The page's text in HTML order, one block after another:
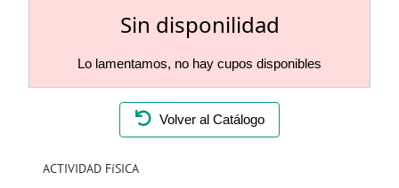
Sin disponilidad
Lo lamentamos, no hay cupos disponibles
Volver al Catálogo
ACTIVIDAD FíSICA